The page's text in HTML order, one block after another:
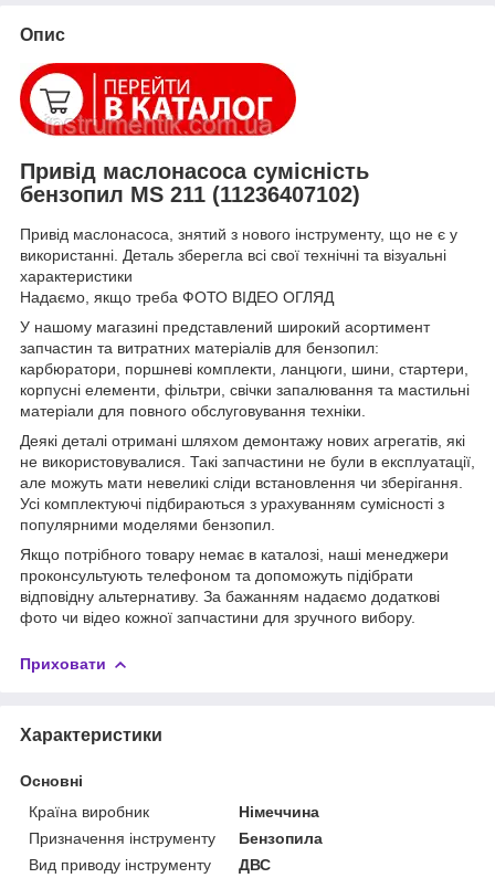
Опис
Привід маслонасоса сумісність
бензопил MS 211 (11236407102)
Привід маслонасоса, знятий з нового інструменту, що не є у
використанні. Деталь зберегла всі свої технічні та візуальні
характеристики
Надаємо, якщо треба ФОТО ВІДЕО ОГЛЯД
У нашому магазині представлений широкий асортимент
запчастин та витратних матеріалів для бензопил:
карбюратори, поршневі комплекти, ланцюги, шини, стартери,
корпусні елементи, фільтри, свічки запалювання та мастильні
матеріали для повного обслуговування техніки.
Деякі деталі отримані шляхом демонтажу нових агрегатів, які
не використовувалися. Такі запчастини не були в експлуатації,
але можуть мати невеликі сліди встановлення чи зберігання.
Усі комплектуючі підбираються з урахуванням сумісності з
популярними моделями бензопил.
Якщо потрібного товару немає в каталозі, наші менеджери
проконсультують телефоном та допоможуть підібрати
відповідну альтернативу. За бажанням надаємо додаткові
фото чи відео кожної запчастини для зручного вибору.
Приховати
Характеристики
Основні
Країна виробник
Німеччина
Призначення інструменту
Бензопила
Вид приводу інструменту
ДВС